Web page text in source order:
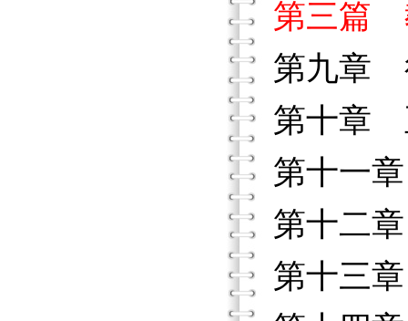
第三篇
第九章
第十章
第十一
第十二
第十三